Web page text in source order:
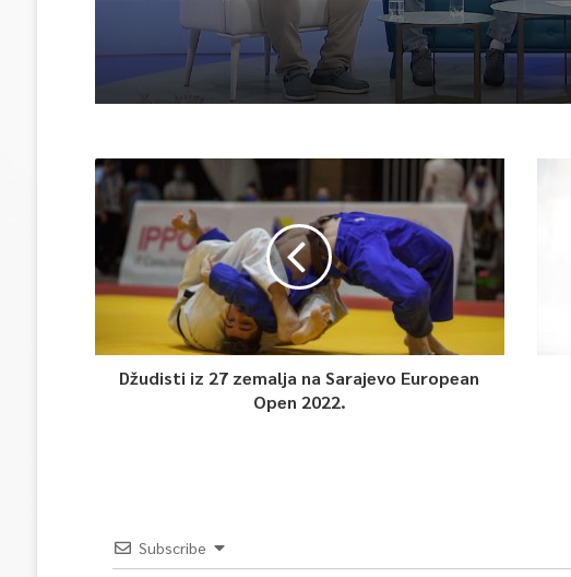
Džudisti iz 27 zemalja na Sarajevo European
Open 2022.
Subscribe